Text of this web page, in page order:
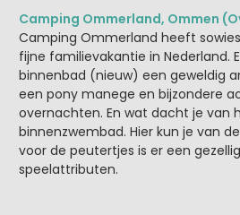
Camping Ommerland, Ommen
Camping Ommerland heeft
fijne familievakantie in Nederland.
binnenbad (nieuw) een geweldig
een pony manege en bijzondere
overnachten. En wat dacht je van
binnenzwembad. Hier kun je van
voor de peutertjes is er een
speelattributen.